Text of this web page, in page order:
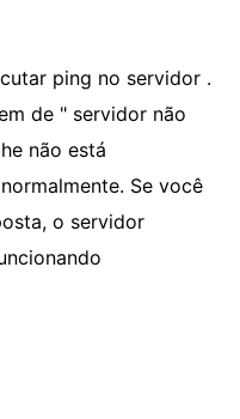
ping no servidor .
de " servidor não
não está
Se você
o servidor